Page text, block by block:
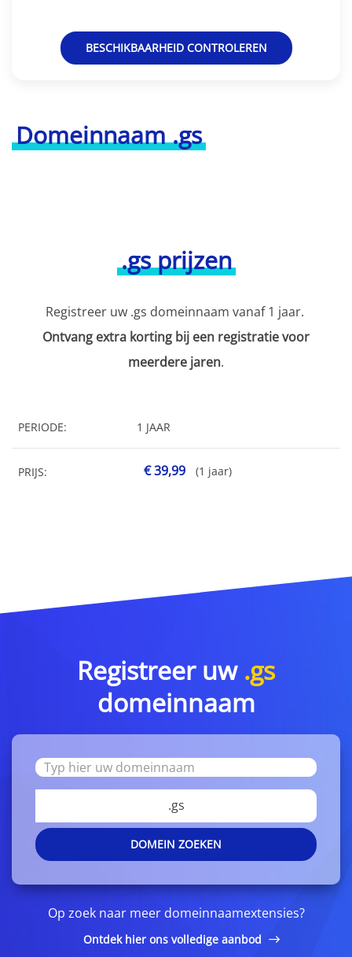
Domeinnaam .gs
BESCHIKBAARHEID CONTROLEREN
.gs prijzen
Registreer uw .gs domeinnaam vanaf 1 jaar.
Ontvang extra korting bij een registratie voor
meerdere jaren.
PERIODE: 1 JAAR
PRIJS: € 39,99 (1 jaar)
Registreer uw .gs
domeinnaam
.gs
DOMEIN ZOEKEN
Op zoek naar meer domeinnaamextensies?
Ontdek hier ons volledige aanbod